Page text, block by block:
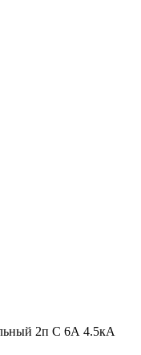
2п C 6А 4.5кА